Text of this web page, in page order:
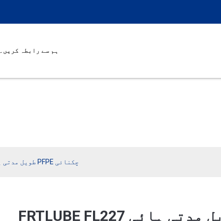
ہم سے رابطہ کریں۔
FRTLUBE FL227 طویل مدتی ہائی ٹمپ بیئرنگ PFPE چکنائی
FRTLUBE FL227 طویل مدتی ہائی